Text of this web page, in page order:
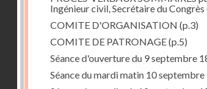
Ingénieur civil, Secrétaire du Congrès
COMITE D'ORGANISATION (p.3)
COMITE DE PATRONAGE(p.5)
Séance d'ouverture du 9 septembre
Séance du mardi matin 10